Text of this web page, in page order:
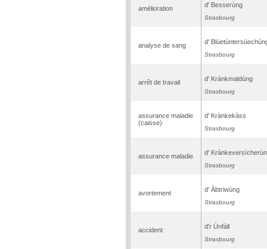
amélioration d' Besserùng
Strasbourg
analyse de sang d'
Strasbourg
arrêt de travail d' Krànkmaldùng
Strasbourg
assurance maladie
(caisse)
d' Krànkekàss
Strasbourg
assurance maladie d'
Strasbourg
avortement d' Àbtriwùng
Strasbourg
accident d'r Ùnfàll
Strasbourg